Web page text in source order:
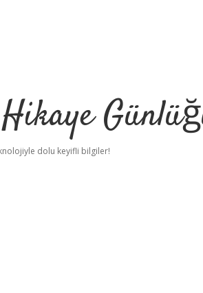
dolu keyifli bilgiler!